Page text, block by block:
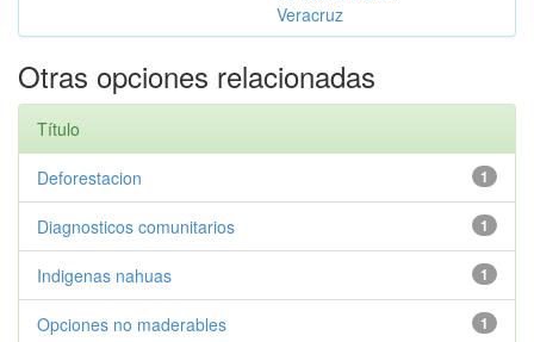
Veracruz
Otras opciones relacionadas
Título
1
Deforestacion
1
Diagnosticos comunitarios
1
Indigenas nahuas
1
Opciones no maderables